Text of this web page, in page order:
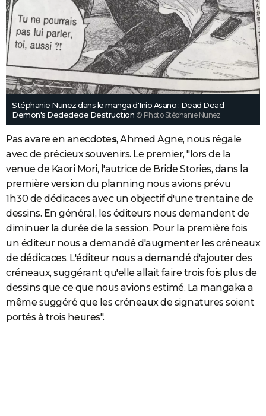
Stéphanie Nunez dans le manga d'Inio Asano : Dead Dead
Demon's Dededede Destruction © Photo Stéphanie Nunez
Pas avare en anecdotes, Ahmed Agne, nous régale
avec de précieux souvenirs. Le premier, "lors de la
venue de Kaori Mori, l'autrice de Bride Stories, dans la
première version du planning nous avions prévu
1h30 de dédicaces avec un objectif d'une trentaine de
dessins. En général, les éditeurs nous demandent de
diminuer la durée de la session. Pour la première fois
un éditeur nous a demandé d'augmenter les créneaux
de dédicaces. L'éditeur nous a demandé d'ajouter des
créneaux, suggérant qu'elle allait faire trois fois plus de
dessins que ce que nous avions estimé. La mangaka a
même suggéré que les créneaux de signatures soient
portés à trois heures".